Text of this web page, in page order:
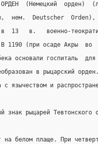
ОРДЕН  (Немецкий  орден)
нем.  Deutscher  Orden),
в  13   в.   военно-
В 1190 (при осаде Акры  во
основали госпиталь
в рыцарский
с язычеством и
знак рыцарей Тевтонского
на белом плаще. При